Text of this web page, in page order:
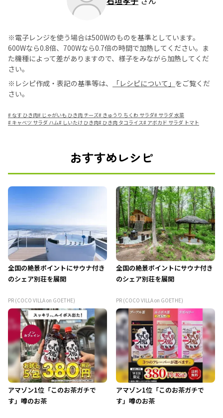
※電子レンジを使う場合は500Wのものを基準としています。
600Wなら0.8倍、700Wなら0.7倍の時間で加熱してください。ま
た機種によって差がありますので、様子をみながら加熱してくだ
さい。
※レシピ作成・表記の基準等は、
「レシピについて」 をご覧くだ
さい。
# なす ひき肉# じゃがいも ひき肉 チーズ# きゅうり ちくわ サラダ# サラダ 水菜
# キャベツ サラダ ハム# しいたけ ひき肉# ひき肉 タコライス# アボカド サラダ トマト
おすすめレシピ
全国の絶景ポイントにサウナ付き
のシェア別荘を展開
PR (COCO VILLA on GOETHE)
全国の絶景ポイントにサウナ付き
のシェア別荘を展開
PR (COCO VILLA on GOETHE)
アマゾン1位「このお茶ガチで
す」噂のお茶
アマゾン1位「このお茶ガチで
す」噂のお茶